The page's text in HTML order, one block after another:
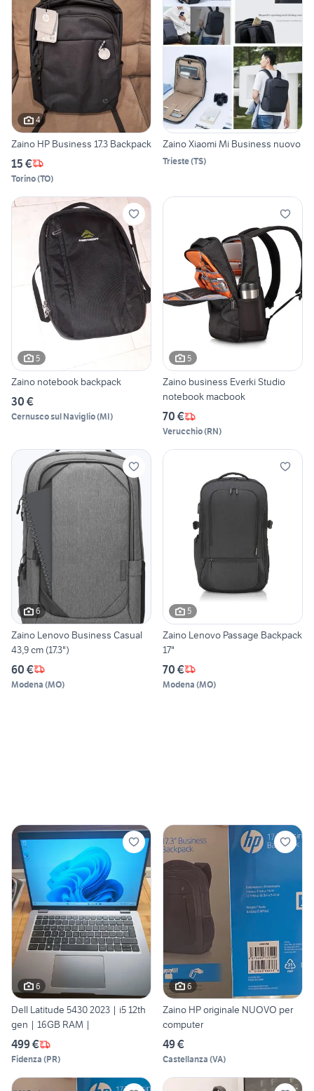
4
Zaino HP Business 17.3 Backpack
15 €
Torino(TO)
Zaino Xiaomi Mi Business nuovo
Trieste(TS)
5
Zaino notebook backpack
30 €
Cernusco sul Naviglio(MI)
5
Zaino business Everki Studio
notebook macbook
70 €
Verucchio(RN)
6
Zaino Lenovo Business Casual
43,9 cm (17.3")
60 €
Modena (MO)
5
Zaino Lenovo Passage Backpack
17"
70 €
Modena (MO)
6
Dell Latitude 5430 2023 | i5 12th
gen | 16GB RAM |
499 €
Fidenza (PR)
6
Zaino HP originale NUOVO per
computer
49 €
Castellanza (VA)